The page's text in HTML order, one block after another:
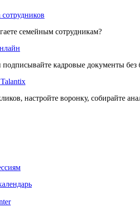
семейным сотрудникам?
подписывайте кадровые документы без
настройте воронку, собирайте